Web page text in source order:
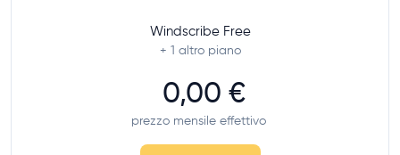
Windscribe Free
+ 1 altro piano
0,00 €
prezzo mensile effettivo